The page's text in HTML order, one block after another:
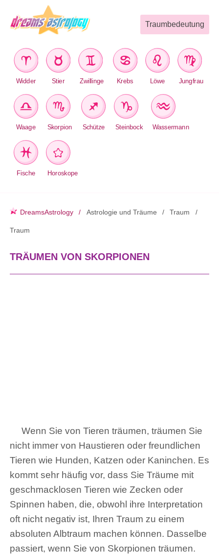
Traumbedeutung
Widder Stier Zwillinge Krebs Löwe Jungfrau
Waage Skorpion Schütze Steinbock Wassermann
Fische Horoskope
DreamsAstrology Astrologie und Träume Traum
Traum
TRÄUMEN VON SKORPIONEN
Wenn Sie von Tieren träumen, träumen Sie
nicht immer von Haustieren oder freundlichen
Tieren wie Hunden, Katzen oder Kaninchen. Es
kommt sehr häufig vor, dass Sie Träume mit
geschmacklosen Tieren wie Zecken oder
Spinnen haben, die, obwohl ihre Interpretation
oft nicht negativ ist, Ihren Traum zu einem
absoluten Albtraum machen können. Dasselbe
passiert, wenn Sie von Skorpionen träumen.